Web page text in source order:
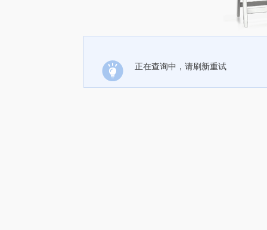
正在查询中，请刷新重试